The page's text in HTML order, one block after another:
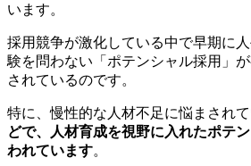
います。
採用競争が激化している中で早期に
験を問わない「ポテンシャル採用」
されているのです。
特に、慢性的な人材不足に悩まされ
どで、人材育成を視野に入れたポテ
われています。